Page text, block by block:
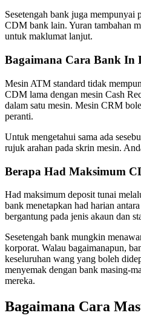
Sesetengah bank juga
CDM bank lain. Yuran tambahan
untuk maklumat lanjut.
Bagaimana Cara Bank In
Mesin ATM standard tidak
CDM lama dengan mesin Cash
dalam satu mesin. Mesin CRM
peranti.
Untuk mengetahui sama ada
rujuk arahan pada skrin mesin.
Berapa Had Maksimum
Had maksimum deposit tunai
bank menetapkan had harian
bergantung pada jenis akaun dan
Sesetengah bank mungkin
korporat. Walau bagaimanapun,
keseluruhan wang yang boleh
menyemak dengan bank masing-
mereka.
Bagaimana Cara